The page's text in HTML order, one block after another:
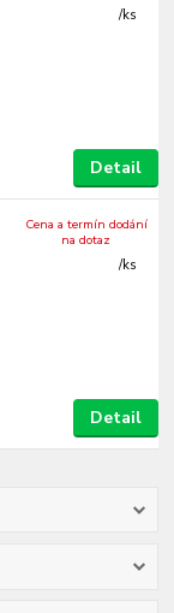
/ks
Detail
/ks
Cena a termín dodání
na dotaz
Detail